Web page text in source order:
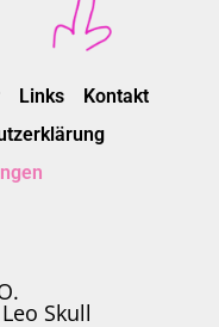
Links
Kontakt
Skull